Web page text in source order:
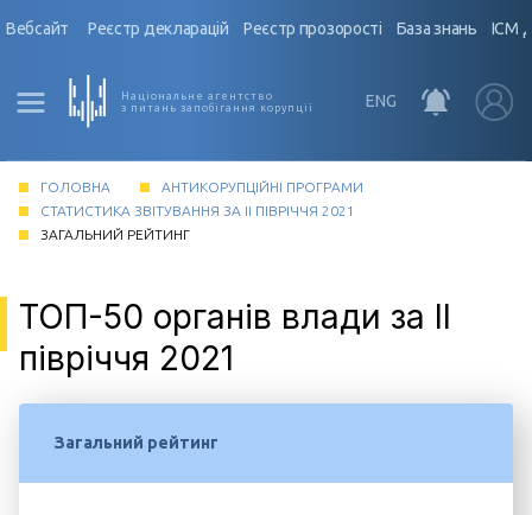
Вебсайт Реєстр декларацій Реєстр прозорості База знань ІСМ
Національне агентство
з питань запобігання корупції
ENG
ГОЛОВНА
АНТИКОРУПЦІЙНІ ПРОГРАМИ
СТАТИСТИКА ЗВІТУВАННЯ ЗА II ПІВРІЧЧЯ 2021
ЗАГАЛЬНИЙ РЕЙТИНГ
ТОП-50 органів влади за II
півріччя 2021
Загальний рейтинг